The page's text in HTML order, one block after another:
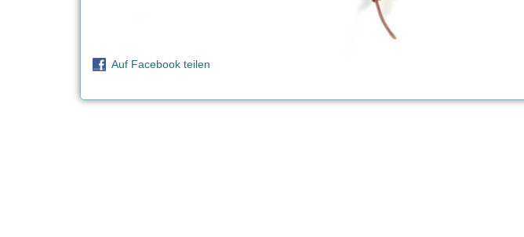
Auf Facebook teilen